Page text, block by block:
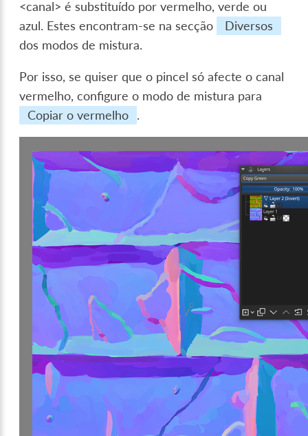
<canal> é substituído por vermelho, verde ou
azul. Estes encontram-se na secção
Diversos
dos modos de mistura.
Por isso, se quiser que o pincel só afecte o canal
vermelho, configure o modo de mistura para
Copiar o vermelho
.